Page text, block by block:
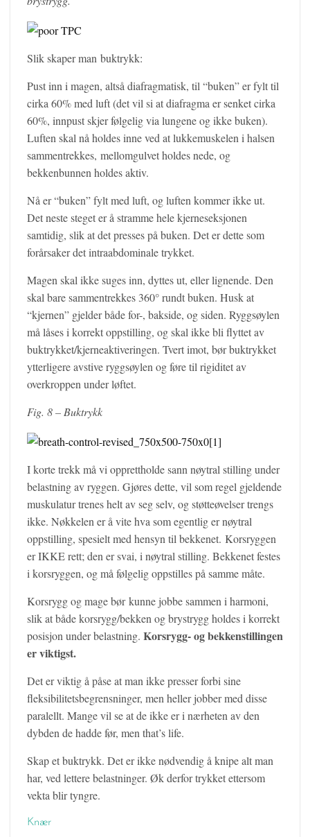
Slik skaper man buktrykk:
Pust inn i magen, altså diafragmatisk, til “buken” er fylt til
cirka 60% med luft (det vil si at diafragma er senket cirka
60%, innpust skjer følgelig via lungene og ikke buken).
Luften skal nå holdes inne ved at lukkemuskelen i halsen
sammentrekkes, mellomgulvet holdes nede, og
bekkenbunnen holdes aktiv.
Nå er “buken” fylt med luft, og luften kommer ikke ut.
Det neste steget er å stramme hele kjerneseksjonen
samtidig, slik at det presses på buken. Det er dette som
forårsaker det intraabdominale trykket.
Magen skal ikke suges inn, dyttes ut, eller lignende. Den
skal bare sammentrekkes 360° rundt buken. Husk at
“kjernen” gjelder både for-, bakside, og siden. Ryggsøylen
må låses i korrekt oppstilling, og skal ikke bli flyttet av
buktrykket/kjerneaktiveringen. Tvert imot, bør buktrykket
ytterligere avstive ryggsøylen og føre til rigiditet av
overkroppen under løftet.
Fig. 8 – Buktrykk
I korte trekk må vi opprettholde sann nøytral stilling under
belastning av ryggen. Gjøres dette, vil som regel gjeldende
muskulatur trenes helt av seg selv, og støtteøvelser trengs
ikke. Nøkkelen er å vite hva som egentlig er nøytral
oppstilling, spesielt med hensyn til bekkenet. Korsryggen
er IKKE rett; den er svai, i nøytral stilling. Bekkenet festes
i korsryggen, og må følgelig oppstilles på samme måte.
Korsrygg og mage bør kunne jobbe sammen i harmoni,
slik at både korsrygg/bekken og brystrygg holdes i korrekt
posisjon under belastning. Korsrygg- og bekkenstillingen
er viktigst.
Det er viktig å påse at man ikke presser forbi sine
fleksibilitetsbegrensninger, men heller jobber med disse
paralellt. Mange vil se at de ikke er i nærheten av den
dybden de hadde før, men that’s life.
Skap et buktrykk. Det er ikke nødvendig å knipe alt man
har, ved lettere belastninger. Øk derfor trykket ettersom
vekta blir tyngre.
Knær